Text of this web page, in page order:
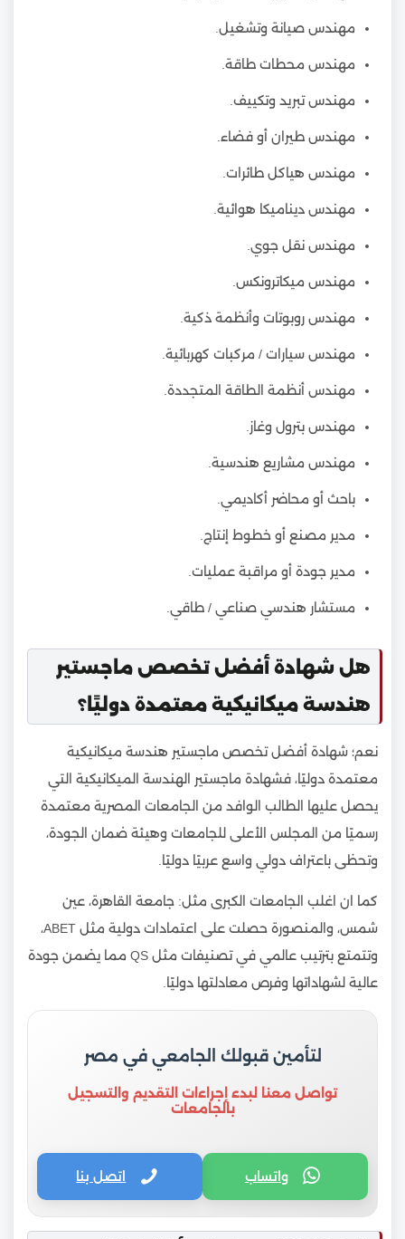
مهندس صيانة وتشغيل.
مهندس محطات طاقة.
مهندس تبريد وتكييف.
مهندس طيران أو فضاء.
مهندس هياكل طائرات.
مهندس ديناميكا هوائية.
مهندس نقل جوي.
مهندس ميكاترونكس.
مهندس روبوتات وأنظمة ذكية.
مهندس سيارات / مركبات كهربائية.
مهندس أنظمة الطاقة المتجددة.
مهندس بترول وغاز.
مهندس مشاريع هندسية.
باحث أو محاضر أكاديمي.
مدير مصنع أو خطوط إنتاج.
مدير جودة أو مراقبة عمليات.
مستشار هندسي صناعي / طاقي.
هل شهادة أفضل تخصص ماجستير
هندسة ميكانيكية معتمدة دوليًا؟
نعم؛ شهادة أفضل تخصص ماجستير هندسة ميكانيكية
معتمدة دوليًا، فشهادة ماجستير الهندسة الميكانيكية التي
يحصل عليها الطالب الوافد من الجامعات المصرية معتمدة
رسميًا من المجلس الأعلى للجامعات وهيئة ضمان الجودة،
وتحظى باعتراف دولي واسع عربيًا دوليًا.
كما ان اغلب الجامعات الكبرى مثل: جامعة القاهرة، عين
شمس، والمنصورة حصلت على اعتمادات دولية مثل ABET،
وتتمتع بترتيب عالمي في تصنيفات مثل QS مما يضمن جودة
عالية لشهاداتها وفرص معادلتها دوليًا.
لتأمين قبولك الجامعي في مصر
تواصل معنا لبدء إجراءات التقديم والتسجيل
بالجامعات
واتساب اتصل بنا